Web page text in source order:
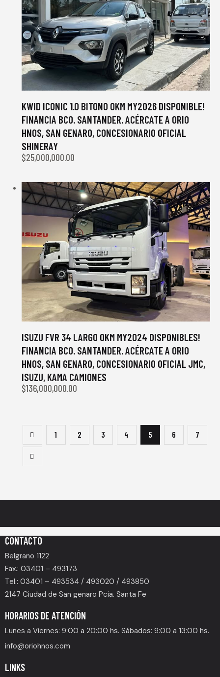
KWID ICONIC 1.0 BITONO 0KM MY2026 DISPONIBLE!
FINANCIA BCO. SANTANDER. ACÉRCATE A ORIO
HNOS, SAN GENARO, CONCESIONARIO OFICIAL
SHINERAY
$25,000,000.00
ISUZU FVR 34 LARGO 0KM MY2024 DISPONIBLES!
FINANCIA BCO. SANTANDER. ACÉRCATE A ORIO
HNOS, SAN GENARO, CONCESIONARIO OFICIAL JMC,
ISUZU, KAMA CAMIONES
$136,000,000.00
1 2 3 4 5 6 7
CONTACTO
Belgrano 1122
Fax.: 03401 – 493173
Tel.: 03401 – 493534 / 493020 / 493850
2147 Ciudad de San genaro Pcia. Santa Fe
HORARIOS DE ATENCIÓN
Lunes a Viernes: 9:00 a 20:00 hs. Sábados: 9:00 a 13:00 hs.
info@oriohnos.com
LINKS